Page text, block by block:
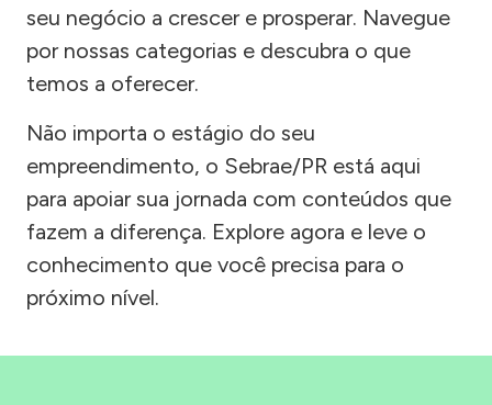
seu negócio a crescer e prosperar. Navegue
por nossas categorias e descubra o que
temos a oferecer.
Não importa o estágio do seu
empreendimento, o Sebrae/PR está aqui
para apoiar sua jornada com conteúdos que
fazem a diferença. Explore agora e leve o
conhecimento que você precisa para o
próximo nível.